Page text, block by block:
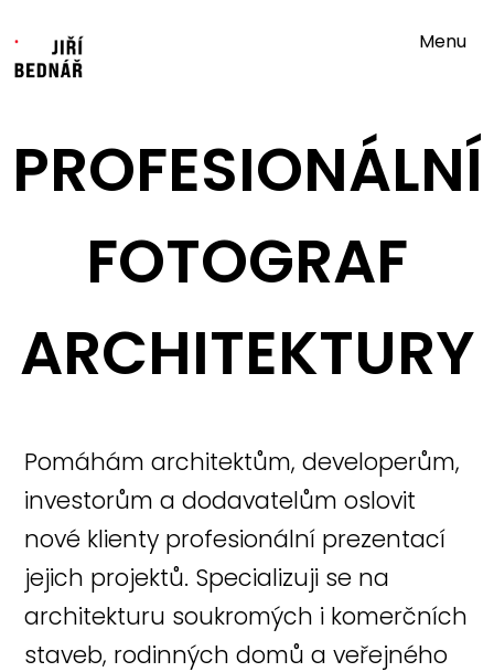
Menu
PROFESIONÁLNÍ
FOTOGRAF
ARCHITEKTURY
Pomáhám architektům, developerům,
investorům a dodavatelům oslovit
nové klienty profesionální prezentací
jejich projektů. Specializuji se na
architekturu soukromých i komerčních
staveb, rodinných domů a veřejného